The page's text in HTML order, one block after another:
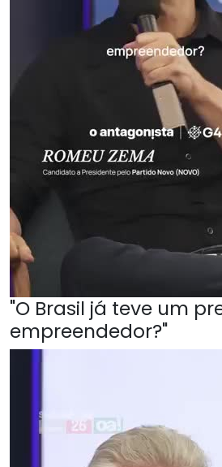
"O Brasil já teve um
empreendedor?"